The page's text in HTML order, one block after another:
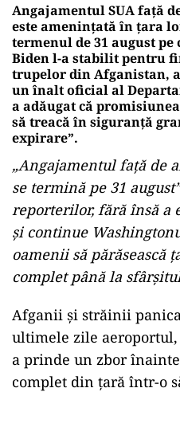
Angajamentul SUA față
este amenințată în țara
termenul de 31 august pe
Biden l-a stabilit pentru
trupelor din Afganistan,
un înalt oficial al
a adăugat că
să treacă în siguranță
expirare”.
„Angajamentul față de
se termină pe 31
reporterilor, fără însă a
și continue
oamenii să părăsească
complet până la
Afganii și străinii
ultimele zile
a prinde un zbor
complet din țară într-o